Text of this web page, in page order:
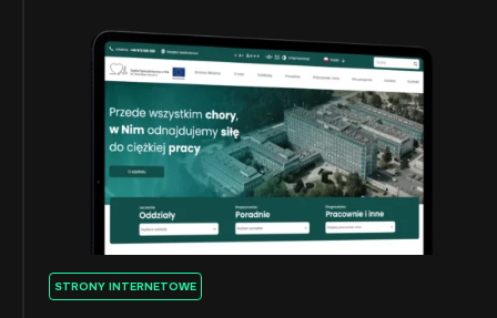
STRONY INTERNETOWE